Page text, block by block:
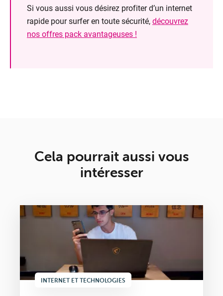
Si vous aussi vous désirez profiter d’un internet
rapide pour surfer en toute sécurité,découvrez
nos offres pack avantageuses !
Cela pourrait aussi vous
intéresser
INTERNET ET TECHNOLOGIES